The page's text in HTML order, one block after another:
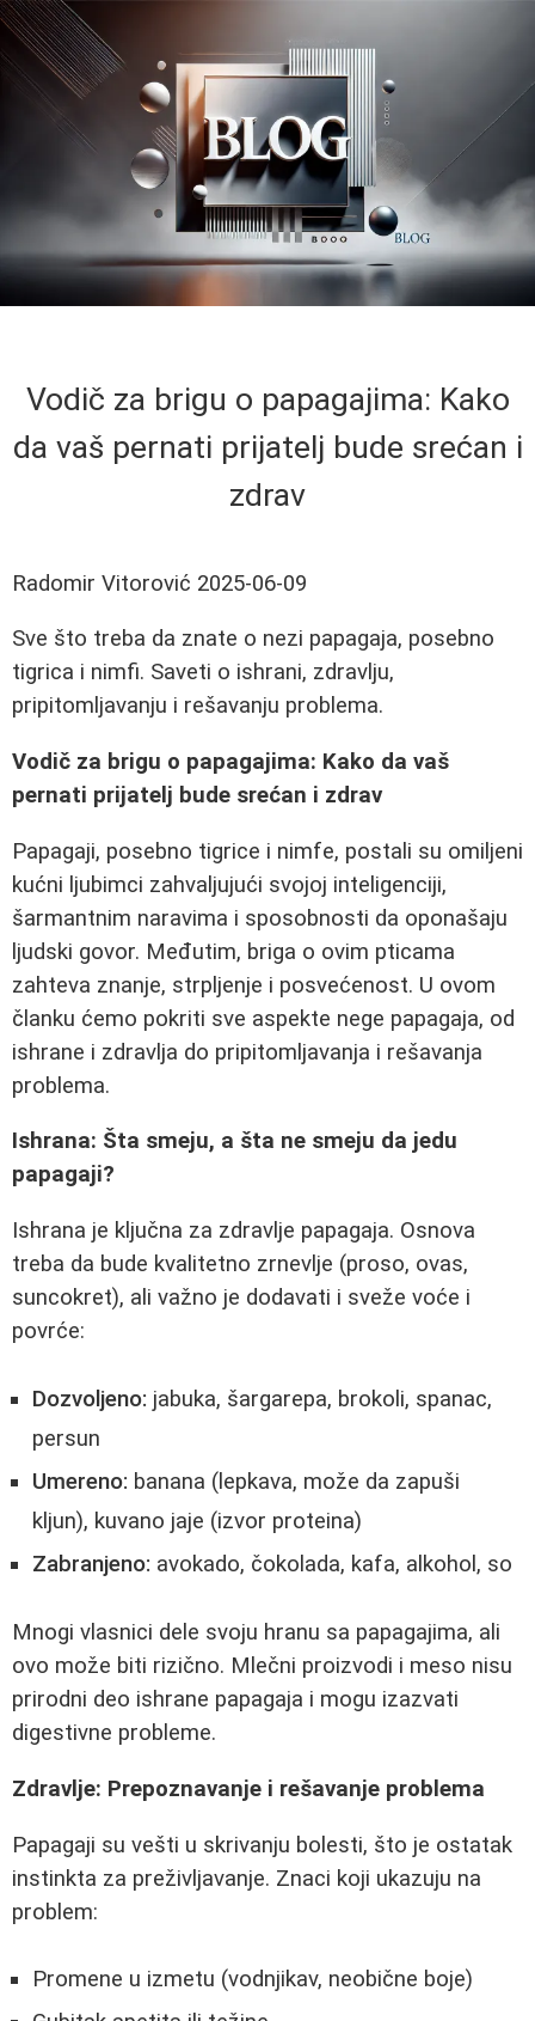
Vodič za brigu o papagajima: Kako
da vaš pernati prijatelj bude srećan i
zdrav
Radomir Vitorović 2025-06-09
Sve što treba da znate o nezi papagaja, posebno
tigrica i nimfi. Saveti o ishrani, zdravlju,
pripitomljavanju i rešavanju problema.
Vodič za brigu o papagajima: Kako da vaš
pernati prijatelj bude srećan i zdrav
Papagaji, posebno tigrice i nimfe, postali su omiljeni
kućni ljubimci zahvaljujući svojoj inteligenciji,
šarmantnim naravima i sposobnosti da oponašaju
ljudski govor. Međutim, briga o ovim pticama
zahteva znanje, strpljenje i posvećenost. U ovom
članku ćemo pokriti sve aspekte nege papagaja, od
ishrane i zdravlja do pripitomljavanja i rešavanja
problema.
Ishrana: Šta smeju, a šta ne smeju da jedu
papagaji?
Ishrana je ključna za zdravlje papagaja. Osnova
treba da bude kvalitetno zrnevlje (proso, ovas,
suncokret), ali važno je dodavati i sveže voće i
povrće:
Dozvoljeno: jabuka, šargarepa, brokoli, spanac,
persun
Umereno: banana (lepkava, može da zapuši
kljun), kuvano jaje (izvor proteina)
Zabranjeno: avokado, čokolada, kafa, alkohol, so
Mnogi vlasnici dele svoju hranu sa papagajima, ali
ovo može biti rizično. Mlečni proizvodi i meso nisu
prirodni deo ishrane papagaja i mogu izazvati
digestivne probleme.
Zdravlje: Prepoznavanje i rešavanje problema
Papagaji su vešti u skrivanju bolesti, što je ostatak
instinkta za preživljavanje. Znaci koji ukazuju na
problem:
Promene u izmetu (vodnjikav, neobične boje)